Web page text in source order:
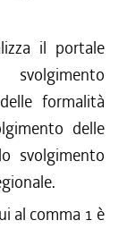
il portale
formalità
delle
svolgimento
al comma 1 è